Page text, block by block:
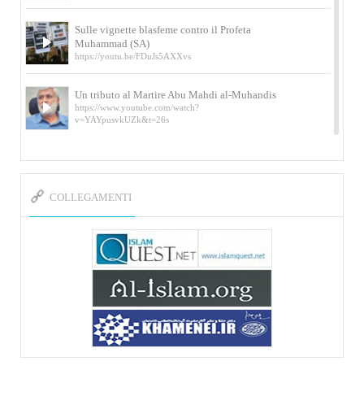
Sulle vignette blasfeme contro il Profeta
Muhammad (SA)
https://youtu.be/FDuJs5AXXvs
Un tributo al Martire Abu Mahdi al-Muhandis
https://www.youtube.com/watch?
v=YAYpusvkUZk&t=26s
L’Abluzione rituale (wudu) secondo l’Imam Alì
e l’Imam Khomeini
della figlia di un martire
https://www.youtube.com/watch?
v=-5nPSxbf9l0&t=103s
Sheykh Abbas Di Palma sui martiri Qassem
Soleimani e Abu Mahdi Al-Muhandis
https://youtu.be/Y6SIP2PIht4 Video del discorso tenuto
dallo Sheykh Abbas Di Palma in ...
COLLEGAMENTI